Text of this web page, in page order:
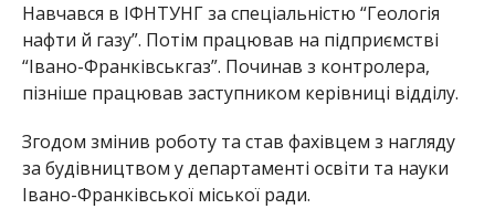
Навчався в ІФНТУНГ за спеціальністю “Геологія
нафти й газу”. Потім працював на підприємстві
“Івано-Франківськгаз”. Починав з контролера,
пізніше працював заступником керівниці відділу.
Згодом змінив роботу та став фахівцем з нагляду
за будівництвом у департаменті освіти та науки
Івано-Франківської міської ради.